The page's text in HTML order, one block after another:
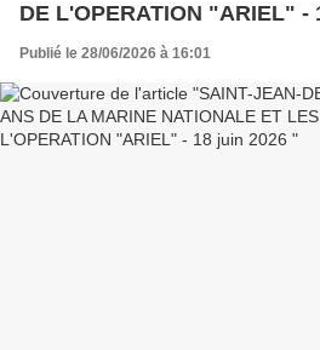
DE L'OPERATION "ARIEL" -
Publié le 28/06/2026 à 16:01